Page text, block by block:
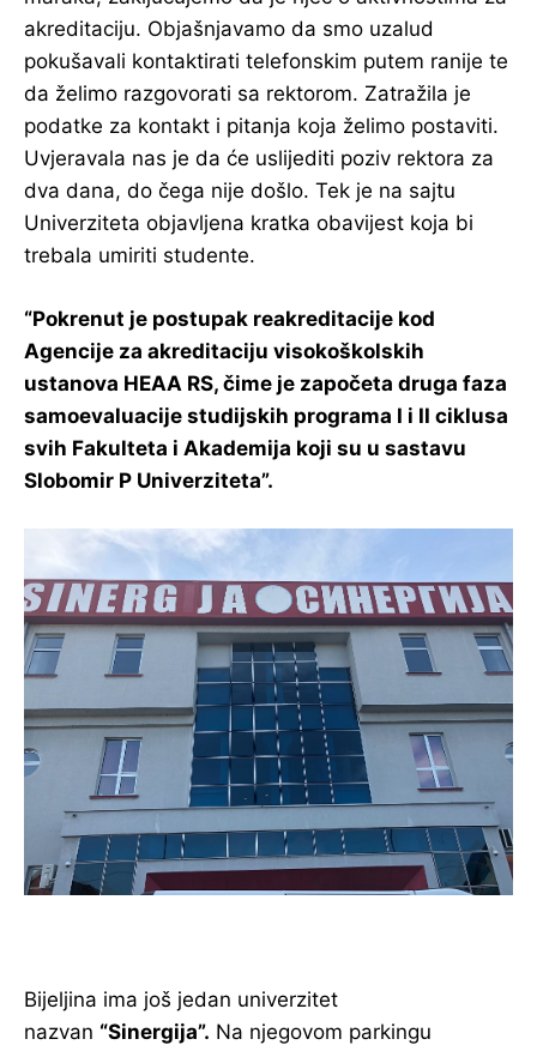
akreditaciju. Objašnjavamo da smo uzalud
pokušavali kontaktirati telefonskim putem ranije te
da želimo razgovorati sa rektorom. Zatražila je
podatke za kontakt i pitanja koja želimo postaviti.
Uvjeravala nas je da će uslijediti poziv rektora za
dva dana, do čega nije došlo. Tek je na sajtu
Univerziteta objavljena kratka obavijest koja bi
trebala umiriti studente.
“Pokrenut je postupak reakreditacije kod
Agencije za akreditaciju visokoškolskih
ustanova HEAA RS, čime je započeta druga faza
samoevaluacije studijskih programa I i II ciklusa
svih Fakulteta i Akademija koji su u sastavu
Slobomir P Univerziteta”.
Bijeljina ima još jedan univerzitet
nazvan “Sinergija”. Na njegovom parkingu